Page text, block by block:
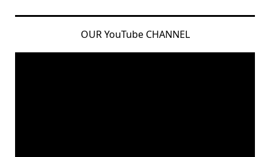
OUR YouTube CHANNEL